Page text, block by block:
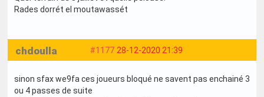
Rades dorrét el moutawassét
#1177 28-12-2020 21:39
chdoulla
sinon sfax we9fa ces joueurs bloqué ne savent pas enchainé 3
ou 4 passes de suite